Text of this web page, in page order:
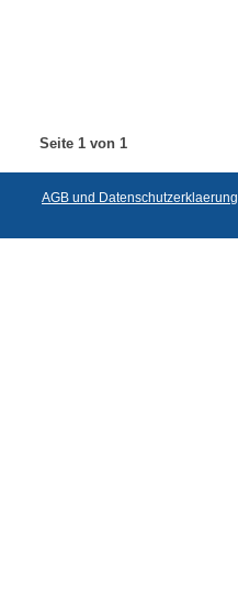
Seite 1 von 1
AGB und Datenschutzerklaerung